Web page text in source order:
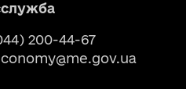
200-44-67